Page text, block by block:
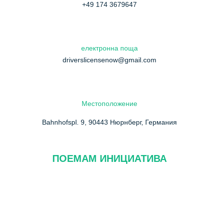
ПОЕМАМ ИНИЦИАТИВА
+49 174 3679647
електронна поща
driverslicensenow@gmail.com
Местоположение
Bahnhofspl. 9, 90443 Нюрнберг, Германия